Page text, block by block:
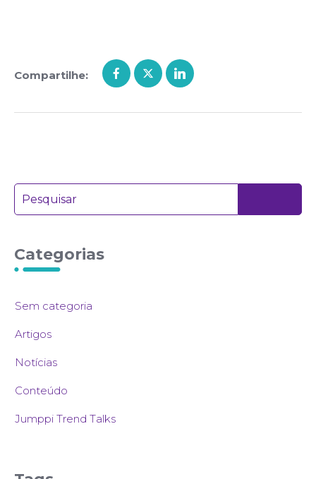
Compartilhe:
Categorias
Sem categoria
Artigos
Notícias
Conteúdo
Jumppi Trend Talks